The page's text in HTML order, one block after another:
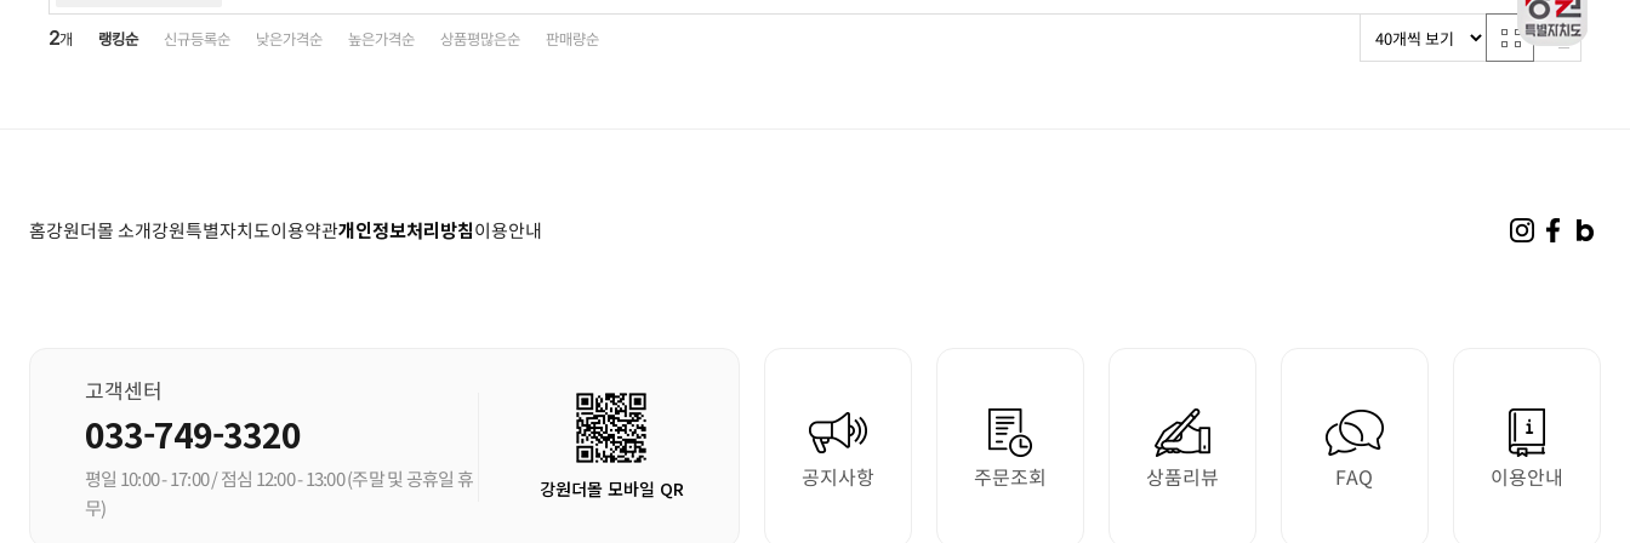
2개 랭킹순 신규등록순 낮은가격순 높은가격순 상품평많은순 판매량순
홈강원더몰 소개강원특별자치도이용약관개인정보처리방침이용안내
고객센터
033-749-3320
평일 10:00 - 17:00 / 점심 12:00 - 13:00(주말 및 공휴일 휴
무)
강원더몰 모바일 QR 공지사항 주문조회 상품리뷰 FAQ 이용안내